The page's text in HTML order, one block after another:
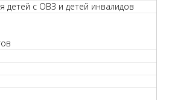
детей с ОВЗ и детей инвалидов